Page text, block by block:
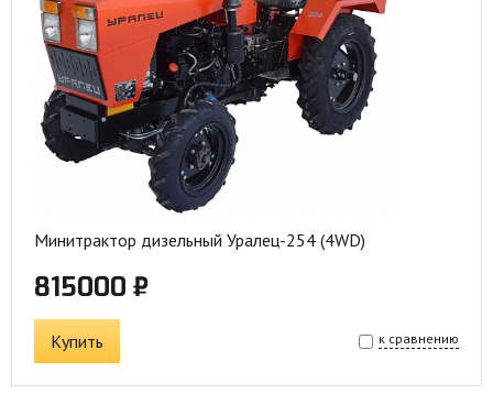
Минитрактор дизельный Уралец-254 (4WD)
815000 ₽
Купить к сравнению